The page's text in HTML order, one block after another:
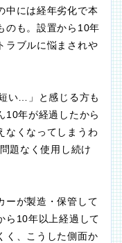
中には経年劣化で本
のも。設置から10年
ラブルに悩まされや
い…」と感じる方も
10年が経過したから
なくなってしまうわ
題なく使用し続け
ーが製造・保管して
ら10年以上経過して
く、こうした側面か